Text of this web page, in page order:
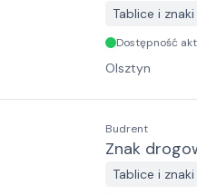
Tablice i znaki
Dostępność
Olsztyn
Budrent
Znak
Tablice i znaki